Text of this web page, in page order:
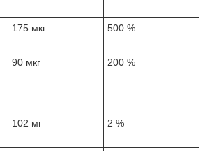
175 мкг 500 %
90 мкг 200 %
102 мг 2 %